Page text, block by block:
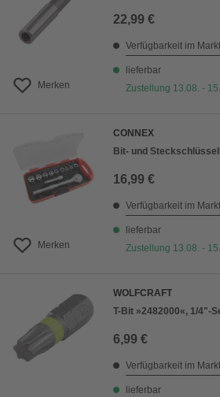
Merken
22,99 €
Verfügbarkeit im
lieferbar
Zustellung 13.08. -
Merken
CONNEX
Bit- und
16,99 €
Verfügbarkeit im
lieferbar
Zustellung 13.08. -
WOLFCRAFT
T-Bit »2482000«, 1/4"-
6,99 €
Verfügbarkeit im
lieferbar